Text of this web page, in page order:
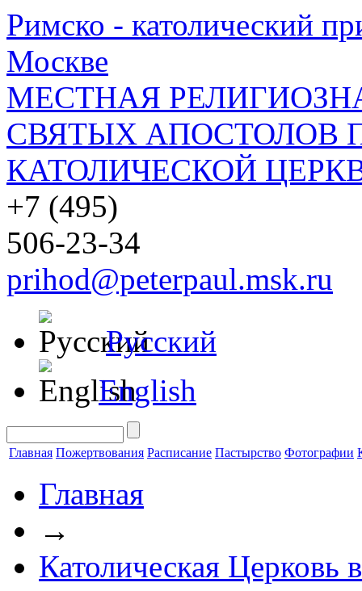
Римско - католический
Москве
МЕСТНАЯ
СВЯТЫХ АПОСТОЛОВ
КАТОЛИЧЕСКОЙ
+7 (495)
506-23-34
prihod@peterpaul.msk.ru
Русский
English
Главная Пожертвования Расписание Пастырство Фотографии
Главная
→
Католическая Церковь